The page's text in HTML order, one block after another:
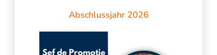
Abschlussjahr 2026